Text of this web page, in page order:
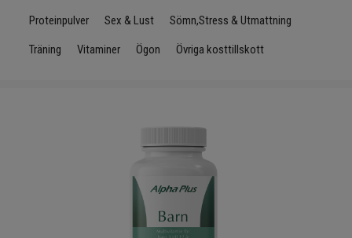
Infrarött Ljus
Vattenrening & Övrigt
Proteinpulver Sex & Lust Sömn,Stress & Utmattning
Träning Vitaminer Ögon Övriga kosttillskott